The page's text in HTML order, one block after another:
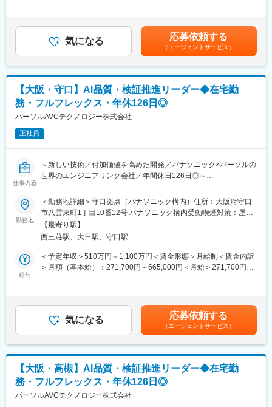
転職にあたり引っ越しを要する場合、通勤1.5時間以上の場所にお
住まいの場合、現職で社宅や寮にお住まいの場合、いずれかに当
てはまれば、社宅貸与もしくは住宅費補助制度の対象になりま
す。その場合引っ越し手当についても当社にて負担いたします。
・東京および中国・広州のプロダクト／開発チームとの連携
（2）可能であればサポートして欲しいこと
・プロダクト改善に関わる QA 観点でのフィードバック
・表参道本社
・Product team（Software Section）：約5名（QA2名）
・開発チーム：約20名
・業務用PC（Mac / Windows）は会社より貸与します
・上場企業として急成長するサービスにおいて、プロダクトの品
質を支える重要な役割を担うことができます。
わり、アプリ・API・管理ツールなど幅広い領域のテスト経験を積
むことができます。
・東京と中国・広州の開発チームと連携しながら、国際的な開発
体制の中で QA としての専門性を高められる環境です。
メンバーと近い距離で協業し、QA観点から意見や提案を発信でき
る環境です。
年収は賞与含。上記はAssociate（スタッフ）の給与内訳Senior
Associate（シニアスタッフ/主任）は下記∟基本給218700～
355000円∟固定残業78000円～125000円（45時間分／超過分追
加支給）賞与：年2回※変動有給与改定：昇給・昇格時年2回賃金
はあくまでも目安の金額であり、選考を通じて上下する可能性が
あります。月給(月額)は固定手当を含めた表記です。
気になる 応募依頼する
（エージェントサービス）
【大阪・守口】AI品質・検証推進リーダー◆在宅勤
務・フルフレックス・年休126日◎
パーソルAVCテクノロジー株式会社
正社員
仕事内容
～新しい技術／付加価値を高めた開発／パナソニック×パーソルの
世界のエンジニアリング会社／年間休日126日◎～
■業務内容：
AI品質・検証推進リーダー／AI検証組織戦略エンジニアとして、
以下の業務をお任せします。
※経験・スキル・本人希望に応じて、メンバー・PL・スペシャリ
ストいずれかの役割等級での採用を行います。
・AIシステムの品質基準策定、および品質保証プロセスの設計・
運用
・組織全体のAI検証体制の構築・拡大に向けた戦略立案・実行
・関連部門や経営層との連携・調整
・農機自動運転モニタの検証
└「スマート農業」へ貢献
・航空機搭乗員向けシステムの検証
勤務地
＜勤務地詳細＞守口拠点（パナソニック構内）住所：大阪府守口
市八雲東町1丁目10番12号 パナソニック構内受動喫煙対策：屋内
全面禁煙変更の範囲：会社の定める事業所
【最寄り駅】
西三荘駅、大日駅、守口駅
給与
＜予定年収＞510万円～1,100万円＜賃金形態＞月給制＜賃金内訳
＞月額（基本給）：271,700円～665,000円＜月給＞271,700円～
す。モデル年収：600万円：基本給32.1万円＋残業月25時間、賞
与4.4ヶ月分710万円：基本給37.9万円＋残業月25時間、賞与4.4
ヶ月分賃金はあくまでも目安の金額であり、選考を通じて上下す
る可能性があります。月給(月額)は固定手当を含めた表記です。
気になる 応募依頼する
（エージェントサービス）
【大阪・高槻】AI品質・検証推進リーダー◆在宅勤
務・フルフレックス・年休126日◎
パーソルAVCテクノロジー株式会社